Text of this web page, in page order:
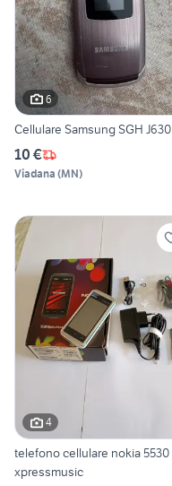
6
Cellulare Samsung SGH J630
10 €
Viadana (MN)
4
telefono cellulare nokia 5530
xpressmusic